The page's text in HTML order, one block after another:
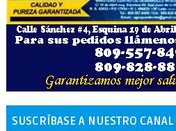
SUSCRÍBASE A NUESTRO